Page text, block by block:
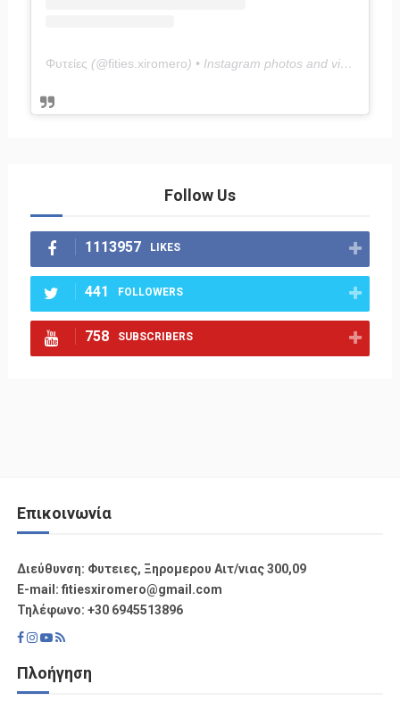
Φυτείες (@fities.xiromero) • Instagram photos and videos
Follow Us
1113957 LIKES
441 FOLLOWERS
758 SUBSCRIBERS
Επικοινωνία
Διεύθυνση: Φυτειες, Ξηρομερου Αιτ/νιας 300,09
Ε-mail: fitiesxiromero@gmail.com
Τηλέφωνο: +30 6945513896
Πλοήγηση